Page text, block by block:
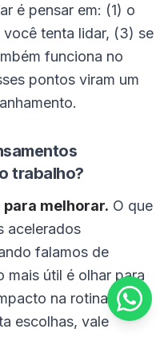
é pensar em: (1) o
tenta lidar, (3) se
funciona no
pontos viram um
trabalho?
para melhorar. O que
acelerados
falamos de
mais útil é olhar para
na rotina. Se
escolhas, vale